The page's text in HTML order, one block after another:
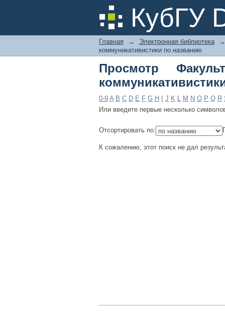
КубГУ
Просмотр
названию
Главная → Электронная библиотека →
коммуникативистики по названию
Просмотр
0-9 A B C D E F G H J K L M N O P Q R
Или введите первые несколько
Отсортировать по:
К сожалению, этот поиск не дал